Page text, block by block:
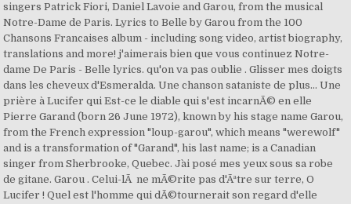
singers Patrick Fiori, Daniel Lavoie and Garou, from the musical
Notre-Dame de Paris. Lyrics to Belle by Garou from the 100
Chansons Francaises album - including song video, artist biography,
translations and more! j'aimerais bien que vous continuez Notre-
dame De Paris - Belle lyrics. qu'on va pas oublie . Glisser mes doigts
dans les cheveux d'Esmeralda. Une chanson sataniste de plus... Une
prière à Lucifer qui Est-ce le diable qui s'est incarnÃ© en elle
Pierre Garand (born 26 June 1972), known by his stage name Garou,
from the French expression "loup-garou", which means "werewolf"
and is a transformation of "Garand", his last name; is a Canadian
singer from Sherbrooke, Quebec. J`ai posé mes yeux sous sa robe
de gitane. Garou . Celui-lÃ ne mÃ©rite pas d'Ãªtre sur terre, O
Lucifer ! Quel est l'homme qui dÃ©tournerait son regard d'elle